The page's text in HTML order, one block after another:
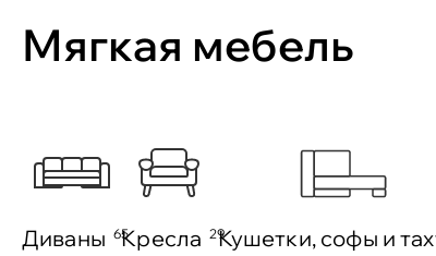
Мягкая мебель
Диваны 65Кресла 29Кушетки, софы и